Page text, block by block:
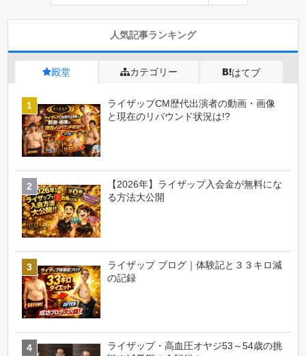
人気記事ランキング
殿堂 カテゴリー はてブ
ライザップCM歴代出演者の動画・画像
と現在のリバウンド状況は!?
【2026年】ライザップ入会金が無料にな
る方法大公開
ライザップ ブログ｜体験記と３３キロ減
の記録
ライザップ・高血圧オヤジ53～54歳の挑